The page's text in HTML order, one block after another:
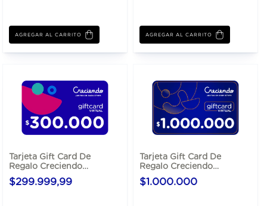
Tarjeta Gift Card De
Regalo Creciendo
$300.000
$299.999,99
Tarjeta Gift Card De
Regalo Creciendo
$1.000.000
$1.000.000